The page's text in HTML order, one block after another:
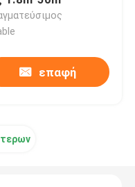
παιδιών
επαφή